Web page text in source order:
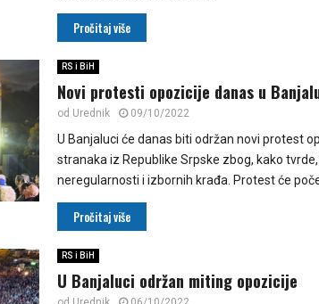
Pročitaj više
RS i BiH
Novi protesti opozicije danas u
od Urednik 09/10/2022
U Banjaluci će danas biti održan novi protest
stranaka iz Republike Srpske zbog, kako
neregularnosti i izbornih krađa. Protest će
Pročitaj više
RS i BiH
U Banjaluci održan miting opozicije